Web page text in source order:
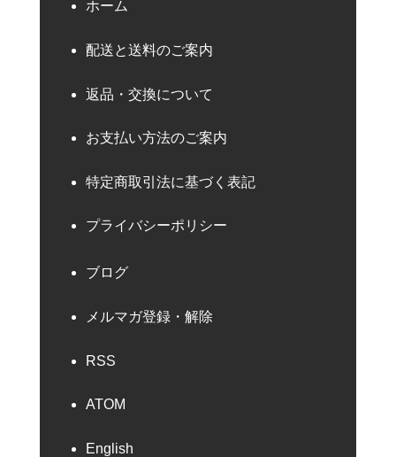
ホーム
配送と送料のご案内
返品・交換について
お支払い方法のご案内
特定商取引法に基づく表記
プライバシーポリシー
ブログ
メルマガ登録・解除
RSS
ATOM
English